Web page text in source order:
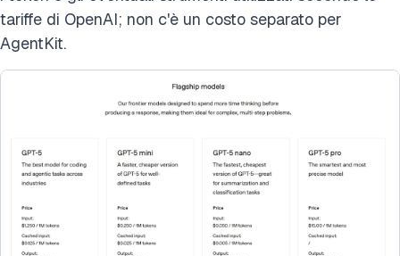
tariffe di OpenAI; non c'è un costo separato per
AgentKit.